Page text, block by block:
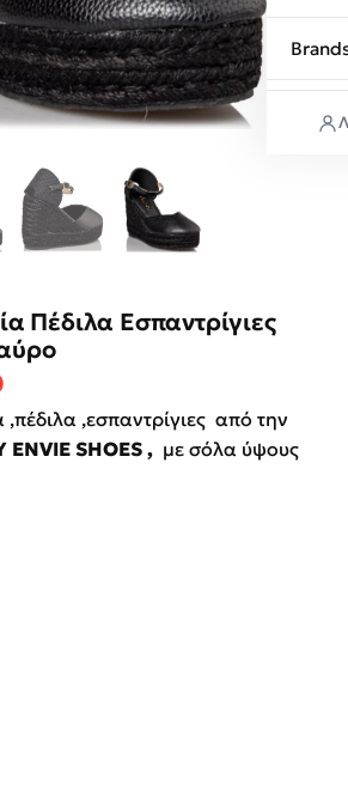
Πέδιλα Εσπαντρίγιες
price was: €49.90.
,πέδιλα ,εσπαντρίγιες από την
ENVIE SHOES , με σόλα ύψους